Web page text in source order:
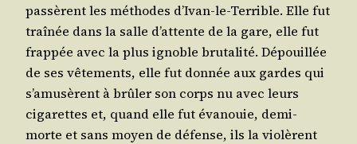
pas­sèrent les méthodes d’Ivan-le-Terrible. Elle fut
traî­née dans la salle d’attente de la gare, elle fut
frap­pée avec la plus ignoble bru­ta­li­té. Dépouillée
de ses vête­ments, elle fut don­née aux gardes qui
s’amusèrent à brû­ler son corps nu avec leurs
ciga­rettes et, quand elle fut éva­nouie, demi-
morte et sans moyen de défense, ils la vio­lèrent